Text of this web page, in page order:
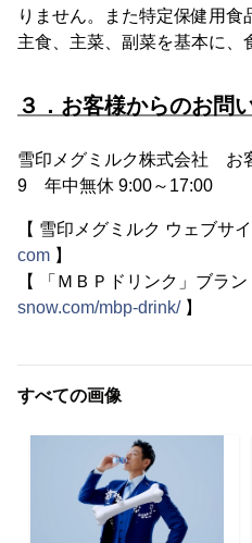
りません。また特定保健用
主食、主菜、副菜を基本に、
３．お客様からのお問
雪印メグミルク株式会社
9 年中無休 9:00～17:00
【 雪印メグミルク ウェブサイ
com 】
【 「ＭＢＰドリンク」ブラン
snow.com/mbp-drink/】
すべての画像